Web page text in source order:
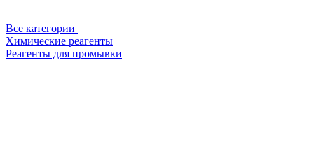
Все категории
Химические реагенты
Реагенты для промывки